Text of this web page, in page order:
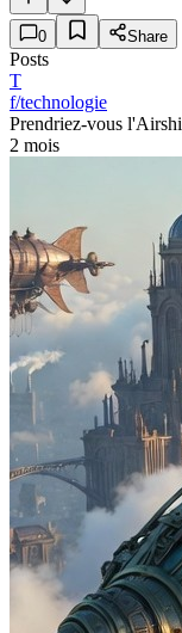
0 Share
Posts
T
f/technologie
Prendriez-vous
2 mois